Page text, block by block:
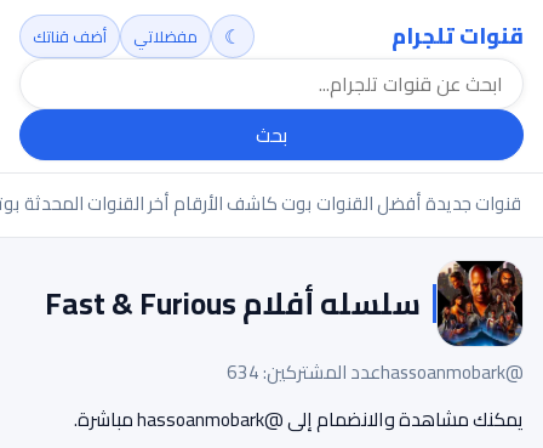
قنوات تلجرام
بحث
☾ مفضلاتي أضف قناتك
قنوات جديدةأفضل القنواتبوت كاشف الأرقامأخر القنوات المحدثة
سلسله أفلام Fast & Furious
@hassoanmobark
عدد المشتركين: 634
يمكنك مشاهدة والانضمام إلى @hassoanmobark مباشرة.